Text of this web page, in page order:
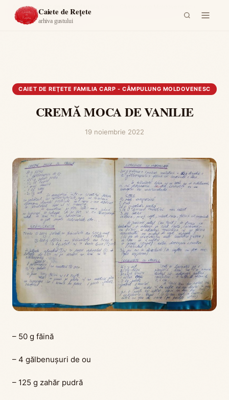
Caiete de Rețete
arhiva gustului
Acasă ›
CREMĂ MOCA DE VANILIE
CAIET DE REŢETE FAMILIA CARP - CÂMPULUNG MOLDOVENESC
CREMĂ MOCA DE VANILIE
19 noiembrie 2022
– 50 g făină
– 4 gălbenușuri de ou
– 125 g zahăr pudră